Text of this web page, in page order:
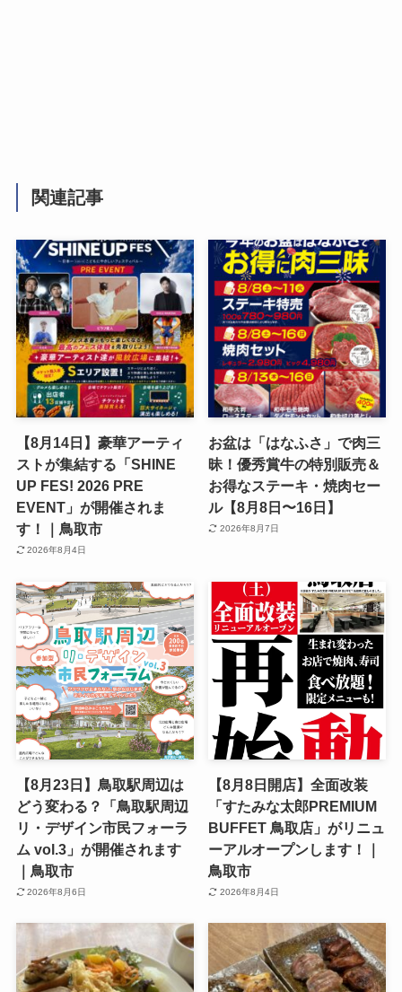
関連記事
【8月14日】豪華アーティ
ストが集結する「SHINE
UP FES! 2026 PRE
EVENT」が開催されま
す！｜鳥取市
2026年8月4日
お盆は「はなふさ」で肉三
昧！優秀賞牛の特別販売＆
お得なステーキ・焼肉セー
ル【8月8日〜16日】
2026年8月7日
【8月23日】鳥取駅周辺は
どう変わる？「鳥取駅周辺
リ・デザイン市民フォーラ
ム vol.3」が開催されます
｜鳥取市
2026年8月6日
【8月8日開店】全面改装
「すたみな太郎PREMIUM
BUFFET 鳥取店」がリニュ
ーアルオープンします！｜
鳥取市
2026年8月4日